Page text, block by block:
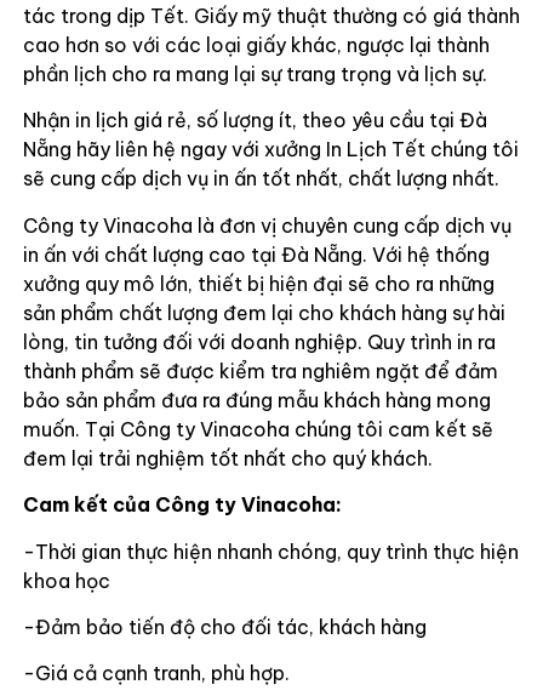
tác trong dịp Tết. Giấy mỹ thuật thường có giá thành
cao hơn so với các loại giấy khác, ngược lại thành
phần lịch cho ra mang lại sự trang trọng và lịch sự.
Nhận in lịch giá rẻ, số lượng ít, theo yêu cầu tại Đà
Nẵng hãy liên hệ ngay với xưởng In Lịch Tết chúng tôi
sẽ cung cấp dịch vụ in ấn tốt nhất, chất lượng nhất.
Công ty Vinacoha là đơn vị chuyên cung cấp dịch vụ
in ấn với chất lượng cao tại Đà Nẵng. Với hệ thống
xưởng quy mô lớn, thiết bị hiện đại sẽ cho ra những
sản phẩm chất lượng đem lại cho khách hàng sự hài
lòng, tin tưởng đối với doanh nghiệp. Quy trình in ra
thành phẩm sẽ được kiểm tra nghiêm ngặt để đảm
bảo sản phẩm đưa ra đúng mẫu khách hàng mong
muốn. Tại Công ty Vinacoha chúng tôi cam kết sẽ
đem lại trải nghiệm tốt nhất cho quý khách.
Cam kết của Công ty Vinacoha:
-Thời gian thực hiện nhanh chóng, quy trình thực hiện
khoa học
-Đảm bảo tiến độ cho đối tác, khách hàng
-Giá cả cạnh tranh, phù hợp.